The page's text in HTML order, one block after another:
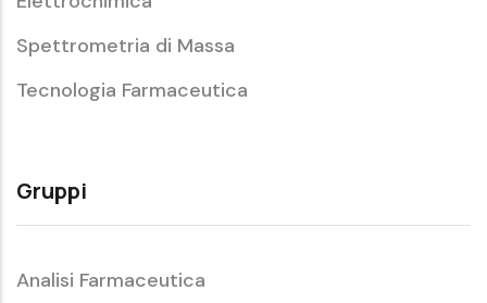
Spettrometria di Massa
Tecnologia Farmaceutica
Gruppi
Analisi Farmaceutica